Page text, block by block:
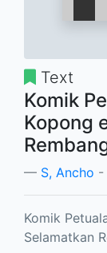
Text
Komik
Kopong
S, Ancho -
Komik
Selamatkan